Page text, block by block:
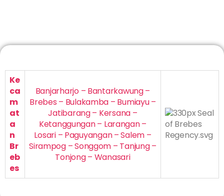
Ke
ca
m
at
a
n
Br
eb
es
Banjarharjo – Bantarkawung –
Brebes – Bulakamba – Bumiayu –
Jatibarang – Kersana –
Ketanggungan – Larangan –
Losari – Paguyangan – Salem –
Sirampog – Songgom – Tanjung –
Tonjong – Wanasari